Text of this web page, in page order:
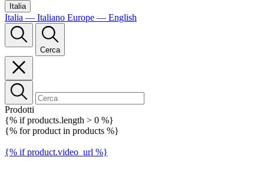
Italia
Italia — Italiano Europe — English
Cerca
Prodotti
{% if products.length > 0 %}
{% for product in products %}
{% if product.video_url %}